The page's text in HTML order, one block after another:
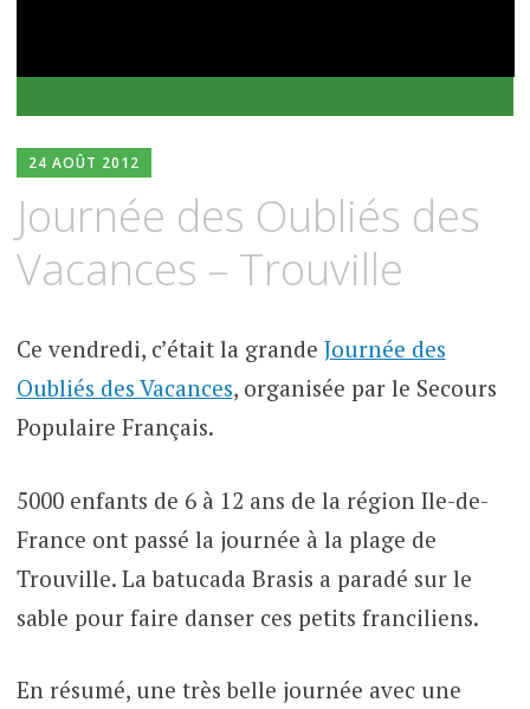
24 AOÛT 2012
Journée des Oubliés des
Vacances – Trouville
Ce vendredi, c’était la grande Journée des
Oubliés des Vacances, organisée par le Secours
Populaire Français.
5000 enfants de 6 à 12 ans de la région Ile-de-
France ont passé la journée à la plage de
Trouville. La batucada Brasis a paradé sur le
sable pour faire danser ces petits franciliens.
En résumé, une très belle journée avec une